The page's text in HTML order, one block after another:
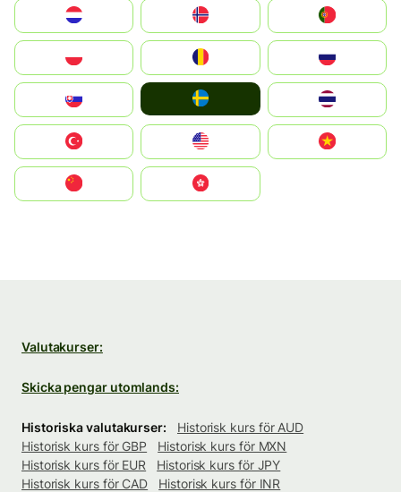
United States
中國香港特別行政區
Valutakurser:
Skicka pengar utomlands:
Historiska valutakurser:
Historisk kurs för AUD
Historisk kurs för GBP
Historisk kurs för MXN
Historisk kurs för EUR
Historisk kurs för JPY
Historisk kurs för CAD
Historisk kurs för INR